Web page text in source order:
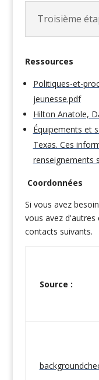
Troisième
Ressources
Politiques-et-
jeunesse.pdf
Hilton Anatole,
Équipements et
Texas. Ces
renseignements
Coordonnées
Si vous avez
vous avez d'autres
contacts suivants.
Source :